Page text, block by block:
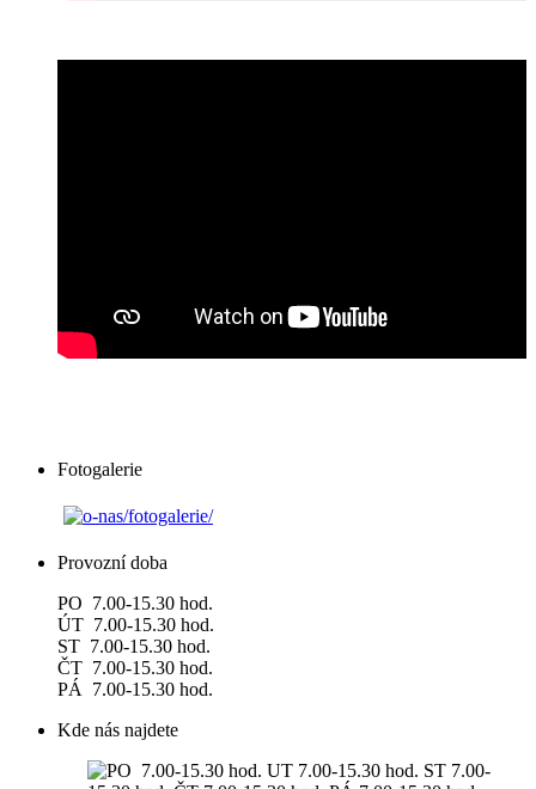
Fotogalerie
Provozní doba
PO 7.00-15.30 hod.
ÚT 7.00-15.30 hod.
ST 7.00-15.30 hod.
ČT 7.00-15.30 hod.
PÁ 7.00-15.30 hod.
Kde nás najdete